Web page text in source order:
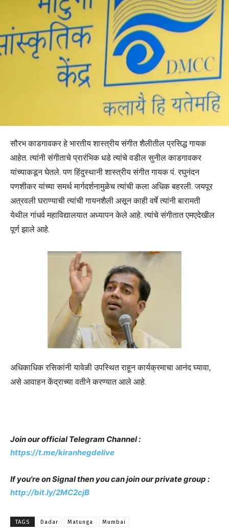
सौरभ काडगावकर हे भारतीय शास्त्रीय संगीत शैलीतील प्रसिद्ध गायक
आहेत. त्यांनी संगीताचे प्रारंभिक धडे त्यांचे वडील सुनील काडगावकर
यांच्याकडून घेतले. पण हिंदुस्थानी शास्त्रीय संगीत गायक पं. रघुनंदन
पणशीकर यांच्या समर्थ मार्गदर्शनामुळेच त्यांची कला अधिक बहरली. जयपूर
अत्रवली घराण्याची त्यांची गायनशैली असून काही वर्षे त्यांनी बारामती
येथील गांधर्व महाविद्यालयात अध्यापन केले आहे. त्यांचे संगीतात एमएदेखील
पूर्ण झाले आहे.
अधिकाधिक रसिकांनी यावेळी उपस्थित राहून कार्यक्रमाचा आनंद घ्यावा,
असे आवाहन केंद्राच्या वतीने करण्यात आले आहे.
Join our official Telegram Channel :
https://t.me/kiranhegdelive
If you're on Signal then you can join our private group :
http://bit.ly/2MC2cjB
TAGS Dadar Matunga Mumbai